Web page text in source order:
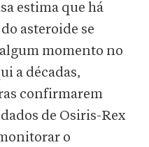
estima que há
asteroide se
momento no
a décadas,
confirmarem
de Osiris-Rex
o